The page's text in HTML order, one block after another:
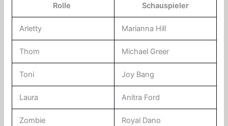
Rolle Schauspieler
Arletty Marianna Hill
Thom Michael Greer
Toni Joy Bang
Laura Anitra Ford
Zombie Royal Dano